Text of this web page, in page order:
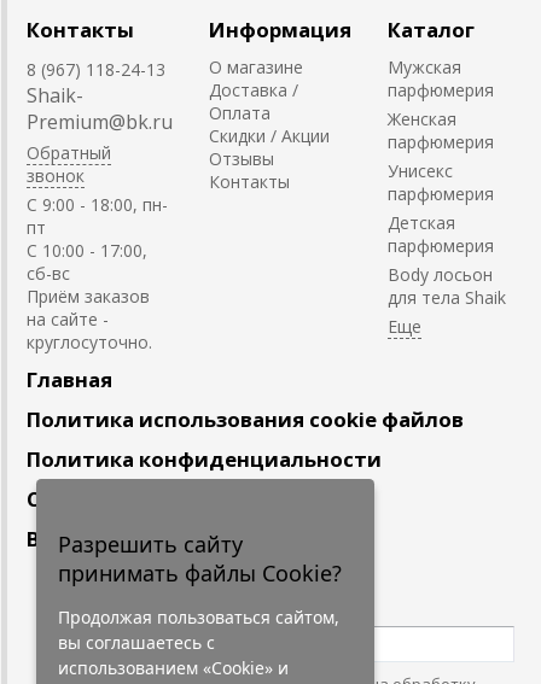
Контакты
8 (967) 118-24-13
Shaik-
Premium@bk.ru
Обратный
звонок
C 9:00 - 18:00, пн-
пт
С 10:00 - 17:00,
сб-вс
Приём заказов
на сайте -
круглосуточно.
Информация
О магазине
Доставка /
Оплата
Скидки / Акции
Отзывы
Контакты
Каталог
Мужская
парфюмерия
Женская
парфюмерия
Унисекс
парфюмерия
Детская
парфюмерия
Body лосьон
для тела Shaik
Главная
Политика использования cookie файлов
Политика конфиденциальности
Сотрудничество
Вакансии
Подпишитесь
Разрешить сайту
принимать файлы Cookie?
Продолжая пользоваться сайтом,
вы соглашаетесь с
использованием «Cookie» и